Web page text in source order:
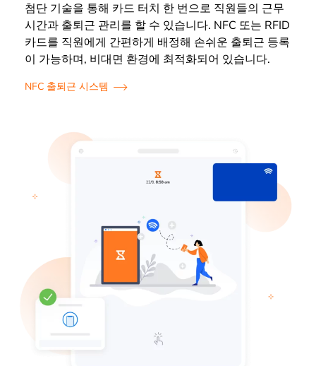
첨단 기술을 통해 카드 터치 한 번으로 직원들의 근무
시간과 출퇴근 관리를 할 수 있습니다. NFC 또는 RFID
카드를 직원에게 간편하게 배정해 손쉬운 출퇴근 등록
이 가능하며, 비대면 환경에 최적화되어 있습니다.
NFC 출퇴근 시스템